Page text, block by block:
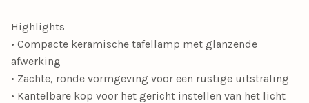
Highlights
• Compacte keramische tafellamp met glanzende
afwerking
• Zachte, ronde vormgeving voor een rustige uitstraling
• Kantelbare kop voor het gericht instellen van het licht